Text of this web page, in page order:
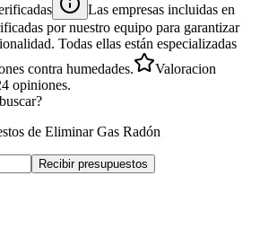
Las empresas incluidas en
por nuestro equipo para garantizar
Todas ellas están especializadas
contra humedades.
Valoracion
opiniones.
de Eliminar Gas Radón
Recibir presupuestos